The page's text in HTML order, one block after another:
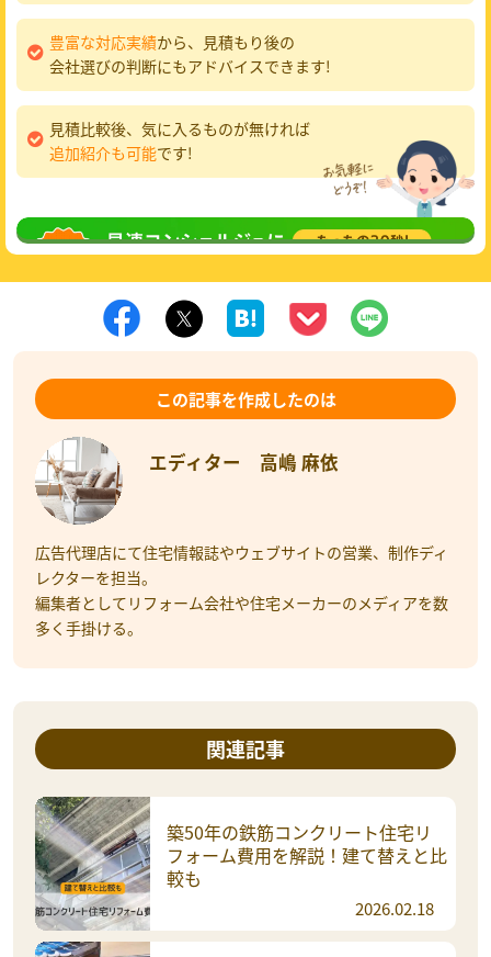
豊富な対応実績から、見積もり後の
会社選びの判断にもアドバイスできます!
見積比較後、気に入るものが無ければ
追加紹介も可能です!
無料相談してみる
この記事を作成したのは
エディター 高嶋 麻依
広告代理店にて住宅情報誌やウェブサイトの営業、制作ディ
レクターを担当。
編集者としてリフォーム会社や住宅メーカーのメディアを数
多く手掛ける。
関連記事
築50年の鉄筋コンクリート住宅リ
フォーム費用を解説！建て替えと比
較も
2026.02.18